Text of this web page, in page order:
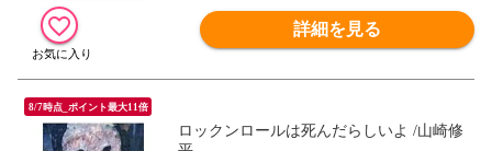
詳細を見る
8/7時点_ポイント最大11倍
ロックンロールは死んだらしいよ /山崎修